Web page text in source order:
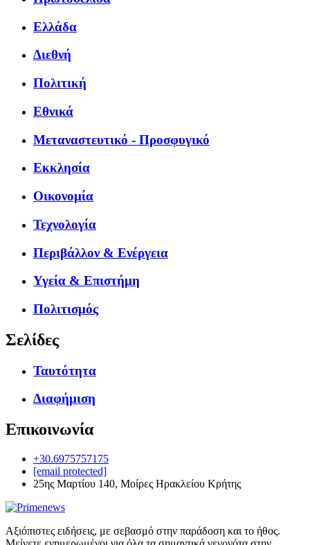
Ελλάδα
Διεθνή
Πολιτική
Εθνικά
Μεταναστευτικό - Προσφυγικό
Εκκλησία
Οικονομία
Τεχνολογία
Περιβάλλον & Ενέργεια
Υγεία & Επιστήμη
Πολιτισμός
Σελίδες
Ταυτότητα
Διαφήμιση
Επικοινωνία
+30.6975757175
[email protected]
25ης Μαρτίου 140, Μοίρες Ηρακλείου Κρήτης
Αξιόπιστες ειδήσεις, με σεβασμό στην παράδοση και το ήθος.